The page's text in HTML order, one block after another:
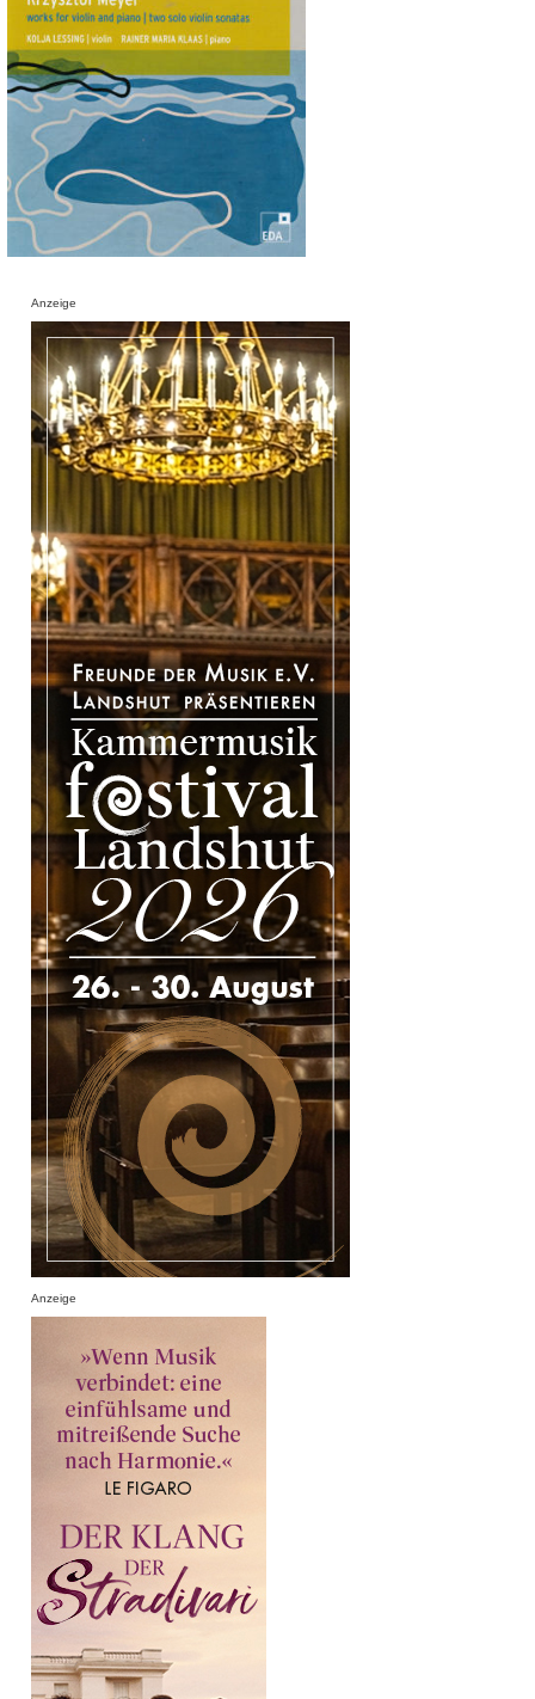
Anzeige
Anzeige